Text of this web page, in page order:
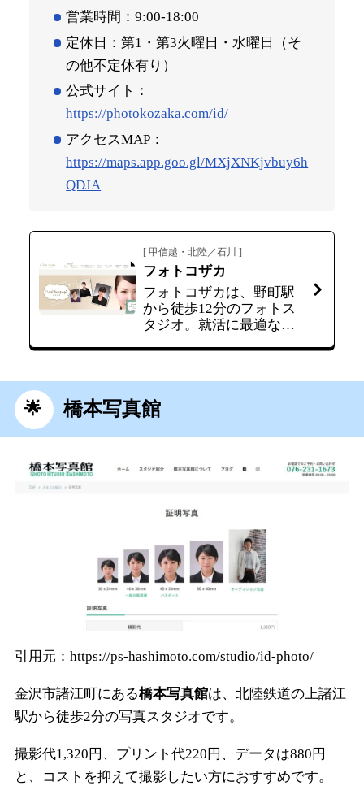
営業時間：9:00‐18:00
定休日：第1・第3火曜日・水曜日（そ
の他不定休有り）
公式サイト：
https://photokozaka.com/id/
アクセスMAP：
https://maps.app.goo.gl/MXjXNKjvbuy6h
QDJA
[ 甲信越・北陸／石川 ]
フォトコザカ
フォトコザカは、野町駅
から徒歩12分のフォトス
タジオ。就活に最適な証
チ付き。予約制の「パー
フェクトセット」にはヘ
アメイクも含まれ、印象
が可能。インスタント証
橋本写真館
引用元：https://ps-hashimoto.com/studio/id-photo/
金沢市諸江町にある橋本写真館は、北陸鉄道の上諸江
駅から徒歩2分の写真スタジオです。
撮影代1,320円、プリント代220円、データは880円
と、コストを抑えて撮影したい方におすすめです。